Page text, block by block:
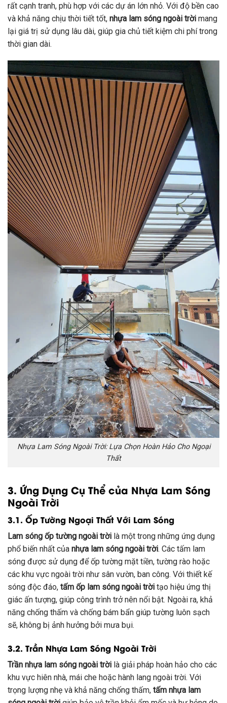
rất cạnh tranh, phù hợp với các dự án lớn nhỏ. Với độ bền cao
và khả năng chịu thời tiết tốt, nhựa lam sóng ngoài trời mang
lại giá trị sử dụng lâu dài, giúp gia chủ tiết kiệm chi phí trong
thời gian dài.
Nhựa Lam Sóng Ngoài Trời: Lựa Chọn Hoàn Hảo Cho Ngoại
Thất
3. Ứng Dụng Cụ Thể của Nhựa Lam Sóng
Ngoài Trời
3.1. Ốp Tường Ngoại Thất Với Lam Sóng
Lam sóng ốp tường ngoài trời là một trong những ứng dụng
phổ biến nhất của nhựa lam sóng ngoài trời. Các tấm lam
sóng được sử dụng để ốp tường mặt tiền, tường rào hoặc
các khu vực ngoài trời như sân vườn, ban công. Với thiết kế
sóng độc đáo, tấm ốp lam sóng ngoài trời tạo hiệu ứng thị
giác ấn tượng, giúp công trình trở nên nổi bật. Ngoài ra, khả
năng chống thấm và chống bám bẩn giúp tường luôn sạch
sẽ, không bị ảnh hưởng bởi mưa bụi.
3.2. Trần Nhựa Lam Sóng Ngoài Trời
Trần nhựa lam sóng ngoài trời là giải pháp hoàn hảo cho các
khu vực hiên nhà, mái che hoặc hành lang ngoài trời. Với
trọng lượng nhẹ và khả năng chống thấm, tấm nhựa lam